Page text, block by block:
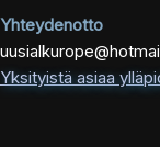
Yhteydenotto
Yksityistä asiaa